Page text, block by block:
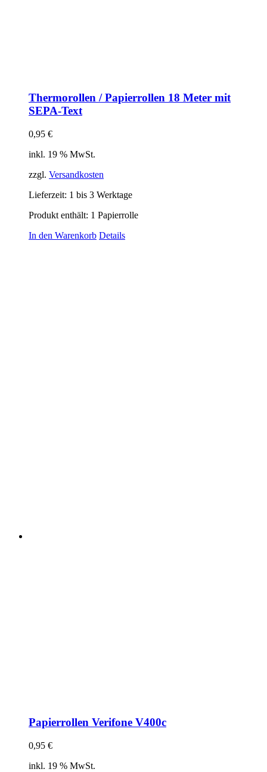
Thermorollen / Papierrollen 18 Meter mit
SEPA-Text
0,95 €
inkl. 19 % MwSt.
zzgl. Versandkosten
Lieferzeit: 1 bis 3 Werktage
Produkt enthält: 1 Papierrolle
In den Warenkorb Details
Papierrollen Verifone V400c
0,95 €
inkl. 19 % MwSt.